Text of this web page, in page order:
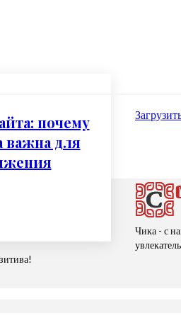
почему
важна для
Чика - с